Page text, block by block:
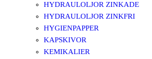
HYDRAULOLJOR ZINKADE
HYDRAULOLJOR ZINKFRI
HYGIENPAPPER
KAPSKIVOR
KEMIKALIER